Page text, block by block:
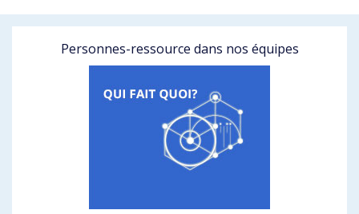
Personnes-ressource dans nos équipes